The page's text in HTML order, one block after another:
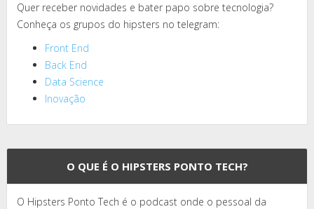
Quer receber novidades e bater papo sobre tecnologia?
Conheça os grupos do hipsters no telegram:
Front End
Back End
Data Science
Inovação
O QUE É O HIPSTERS PONTO TECH?
O Hipsters Ponto Tech é o podcast onde o pessoal da